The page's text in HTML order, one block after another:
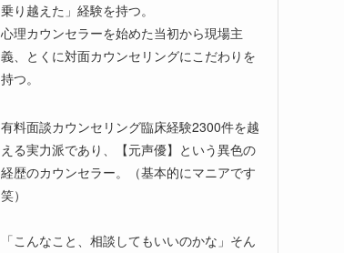
乗り越えた」経験を持つ。
心理カウンセラーを始めた当初から現場主
義、とくに対面カウンセリングにこだわりを
持つ。
有料面談カウンセリング臨床経験2300件を越
える実力派であり、【元声優】という異色の
経歴のカウンセラー。（基本的にマニアです
笑）
「こんなこと、相談してもいいのかな」そん